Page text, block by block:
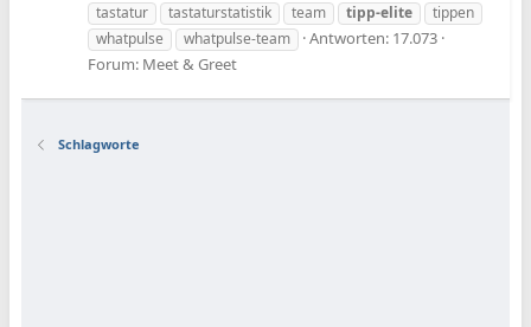
tastatur
tastaturstatistik team tipp-elite
tippen
whatpulse
whatpulse-team
Antworten: 17.073
Forum: Meet & Greet
Schlagworte